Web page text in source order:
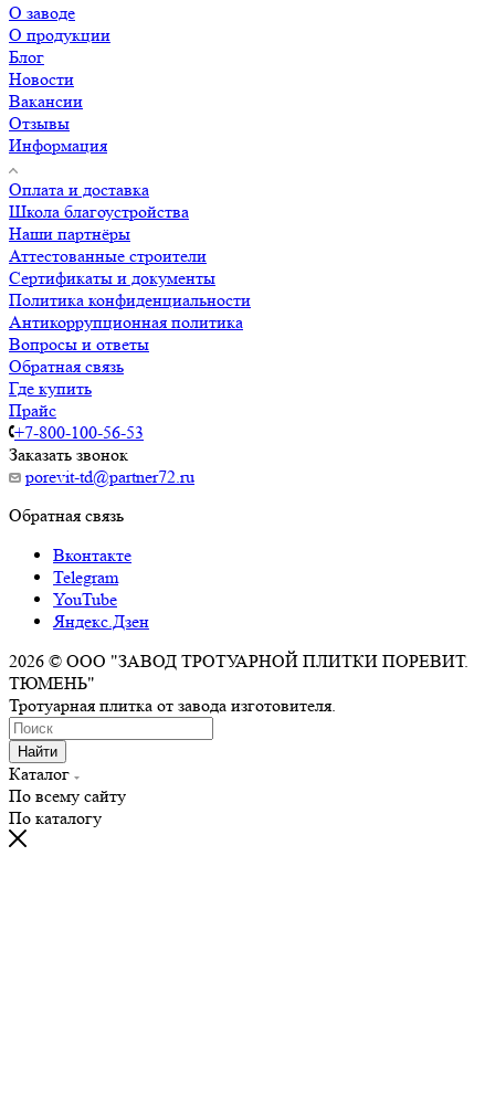
О заводе
О продукции
Блог
Новости
Вакансии
Отзывы
Информация
Оплата и доставка
Школа благоустройства
Наши партнёры
Аттестованные строители
Сертификаты и документы
Политика конфиденциальности
Антикоррупционная политика
Вопросы и ответы
Обратная связь
Где купить
Прайс
+7-800-100-56-53
Заказать звонок
porevit-td@partner72.ru
Обратная связь
Вконтакте
Telegram
YouTube
Яндекс.Дзен
2026 © ООО "ЗАВОД ТРОТУАРНОЙ ПЛИТКИ ПОРЕВИТ.
ТЮМЕНЬ"
Тротуарная плитка от завода изготовителя.
Найти
Каталог
По всему сайту
По каталогу